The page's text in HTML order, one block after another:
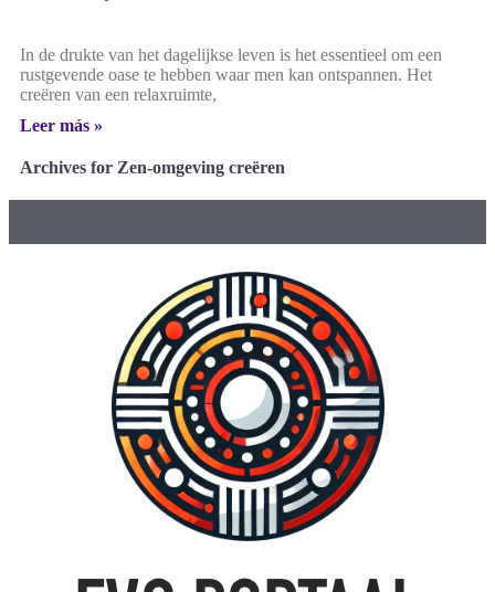
In de drukte van het dagelijkse leven is het essentieel om een
rustgevende oase te hebben waar men kan ontspannen. Het
creëren van een relaxruimte,
Leer más »
Archives for Zen-omgeving creëren